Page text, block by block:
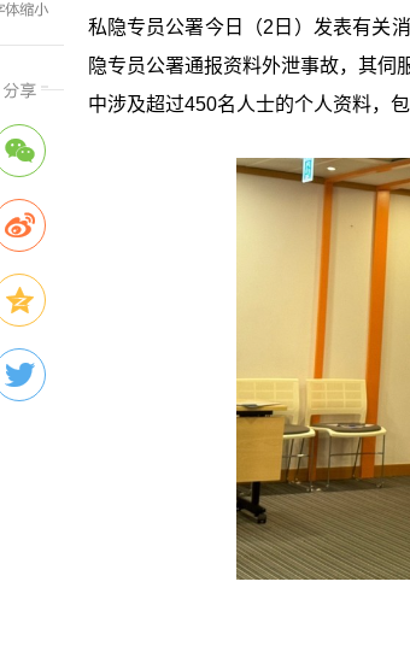
私隐专员公署今日（2日）发表有关
隐专员公署通报资料外泄事故，其伺
中涉及超过450名人士的个人资料，